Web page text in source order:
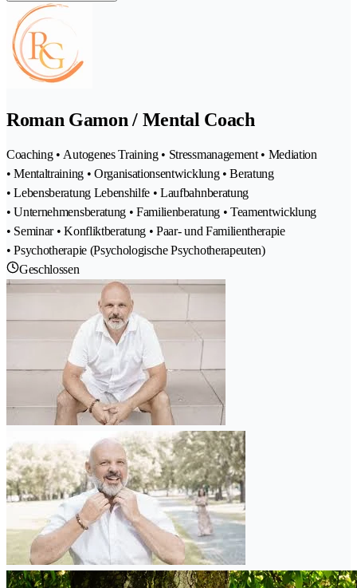
Roman Gamon / Mental Coach
Coaching • Autogenes Training • Stressmanagement • Mediation
• Mentaltraining • Organisationsentwicklung • Beratung
• Lebensberatung Lebenshilfe • Laufbahnberatung
• Unternehmensberatung • Familienberatung • Teamentwicklung
• Seminar • Konfliktberatung • Paar- und Familientherapie
• Psychotherapie (Psychologische Psychotherapeuten)
Geschlossen